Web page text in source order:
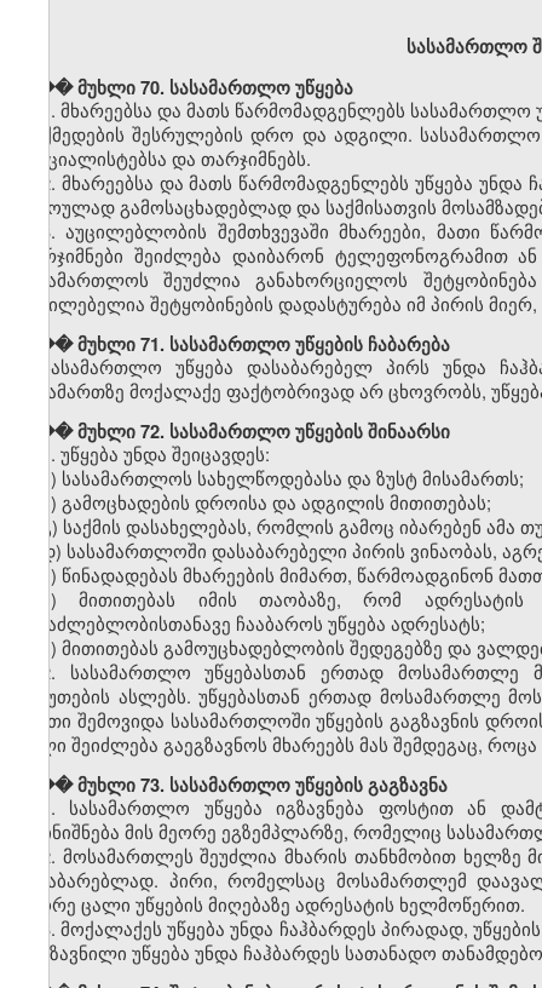
სასამართლო
��� მუხლი 70. სასამართლო უწყება
1. მხარეებსა და მათს წარმომადგენლებს
მოქმედების შესრულების დრო და ადგილი. სასამართლო
სპეციალისტებსა და თარჯიმნებს.
2. მხარეებსა და მათს წარმომადგენლებს უწყება
დროულად გამოსაცხადებლად და საქმისათვის
3. აუცილებლობის შემთხვევაში მხარეები, მათი
თარჯიმნები შეიძლება დაიბარონ ტელეფონოგრამით
სასამართლოს შეუძლია განახორციელოს
აუცილებელია შეტყობინების დადასტურება იმ პირის
��� მუხლი 71. სასამართლო უწყების ჩაბარება
სასამართლო უწყება დასაბარებელ პირს უნდა
მისამართზე მოქალაქე ფაქტობრივად არ ცხოვრობს,
��� მუხლი 72. სასამართლო უწყების შინაარსი
1. უწყება უნდა შეიცავდეს:
ა) სასამართლოს სახელწოდებასა და ზუსტ მისამართს;
ბ) გამოცხადების დროისა და ადგილის მითითებას;
გ) საქმის დასახელებას, რომლის გამოც იბარებენ ამა
დ) სასამართლოში დასაბარებელი პირის ვინაობას,
ე) წინადადებას მხარეების მიმართ, წარმოადგინონ
ვ) მითითებას იმის თაობაზე, რომ
შესაძლებლობისთანავე ჩააბაროს უწყება ადრესატს;
ზ) მითითებას გამოუცხადებლობის შედეგებზე და
2. სასამართლო უწყებასთან ერთად მოსამართლე
საბუთების ასლებს. უწყებასთან ერთად მოსამართლე
ასეთი შემოვიდა სასამართლოში უწყების გაგზავნის
ასლი შეიძლება გაეგზავნოს მხარეებს მას შემდეგაც,
��� მუხლი 73. სასამართლო უწყების გაგზავნა
1. სასამართლო უწყება იგზავნება ფოსტით ან
აღინიშნება მის მეორე ეგზემპლარზე, რომელიც
2. მოსამართლეს შეუძლია მხარის თანხმობით ხელზე
ჩასაბარებლად. პირი, რომელსაც მოსამართლემ
მეორე ცალი უწყების მიღებაზე ადრესატის ხელმოწერით.
3. მოქალაქეს უწყება უნდა ჩაჰბარდეს პირადად,
გაგზავნილი უწყება უნდა ჩაჰბარდეს სათანადო